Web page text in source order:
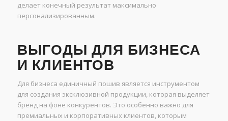
делает конечный результат максимально
персонализированным.
ВЫГОДЫ ДЛЯ БИЗНЕСА
И КЛИЕНТОВ
Для бизнеса единичный пошив является инструментом
для создания эксклюзивной продукции, которая выделяет
бренд на фоне конкурентов. Это особенно важно для
премиальных и корпоративных клиентов, которым